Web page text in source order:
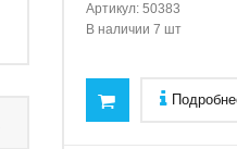
Артикул: 50383
В наличии 7 шт